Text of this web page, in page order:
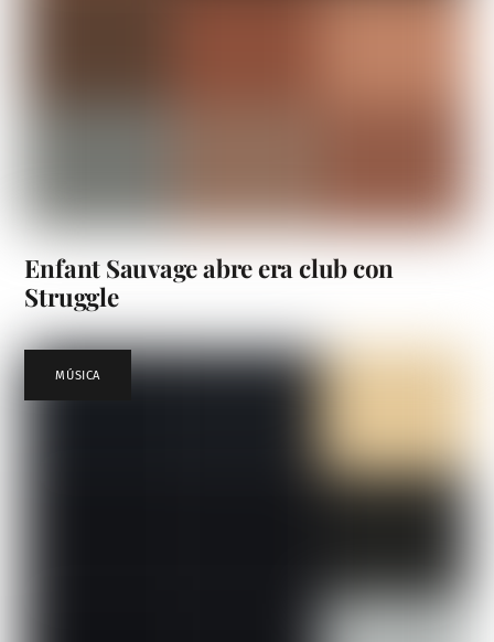
Enfant Sauvage abre era club con
Struggle
MÚSICA